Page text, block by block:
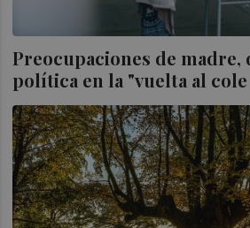
Preocupaciones de madre,
política en la "vuelta al cole